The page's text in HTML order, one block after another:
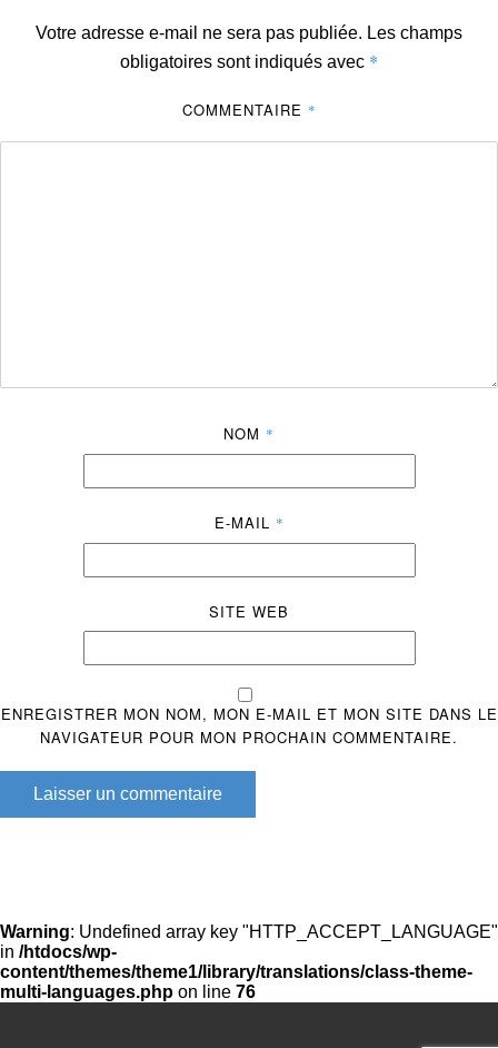
Votre adresse e-mail ne sera pas publiée. Les champs
obligatoires sont indiqués avec *
COMMENTAIRE *
NOM *
E-MAIL *
SITE WEB
ENREGISTRER MON NOM, MON E-MAIL ET MON SITE DANS LE
NAVIGATEUR POUR MON PROCHAIN COMMENTAIRE.
Laisser un commentaire
Warning: Undefined array key "HTTP_ACCEPT_LANGUAGE"
in /htdocs/wp-
content/themes/theme1/library/translations/class-theme-
multi-languages.php on line 76